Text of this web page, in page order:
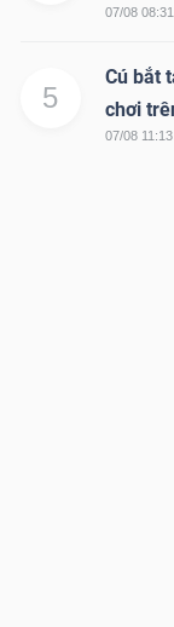
07/08 08:31
5
Cú bắt
chơi
07/08 11:13